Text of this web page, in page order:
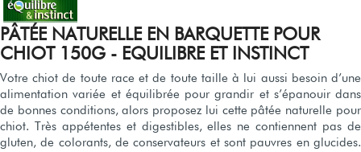
PÂTÉE NATURELLE EN BARQUETTE POUR
CHIOT 150G - EQUILIBRE ET INSTINCT
Votre chiot de toute race et de toute taille à lui aussi besoin d’une
alimentation variée et équilibrée pour grandir et s’épanouir dans
de bonnes conditions, alors proposez lui cette pâtée naturelle pour
chiot. Très appétentes et digestibles, elles ne contiennent pas de
gluten, de colorants, de conservateurs et sont pauvres en glucides.